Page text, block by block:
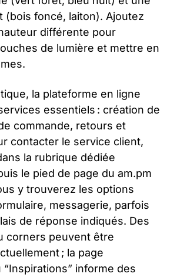
(bois foncé, laiton). Ajoutez
différente pour
de lumière et mettre en
la plateforme en ligne
essentiels : création de
commande, retours et
contacter le service client,
la rubrique dédiée
le pied de page du am.pm
y trouverez les options
messagerie, parfois
de réponse indiqués. Des
corners peuvent être
; la page
“Inspirations” informe des